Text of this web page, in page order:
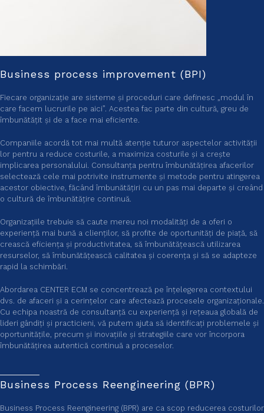
Business process improvement (BPI)
Fiecare organizație are sisteme și proceduri care definesc „modul în
care facem lucrurile pe aici”. Acestea fac parte din cultură, greu de
îmbunătățit și de a face mai eficiente.
Companiile acordă tot mai multă atenție tuturor aspectelor activității
lor pentru a reduce costurile, a maximiza costurile și a crește
implicarea personalului. Consultanța pentru îmbunătățirea afacerilor
selectează cele mai potrivite instrumente și metode pentru atingerea
acestor obiective, făcând îmbunătățiri cu un pas mai departe și creând
o cultură de îmbunătățire continuă.
Organizațiile trebuie să caute mereu noi modalități de a oferi o
experiență mai bună a clienților, să profite de oportunități de piață, să
crească eficiența și productivitatea, să îmbunătățească utilizarea
resurselor, să îmbunătățească calitatea și coerența și să se adapteze
rapid la schimbări.
Abordarea CENTER ECM se concentrează pe înțelegerea contextului
dvs. de afaceri și a cerințelor care afectează procesele organizaționale.
Cu echipa noastră de consultanță cu experiență și rețeaua globală de
lideri gândiți și practicieni, vă putem ajuta să identificați problemele și
oportunitățile, precum și inovațiile și strategiile care vor încorpora
îmbunătățirea autentică continuă a proceselor.
Business Process Reengineering (BPR)
Business Process Reengineering (BPR) are ca scop reducerea costurilor